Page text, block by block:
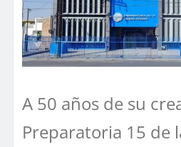
A 50 años de su
Preparatoria 15 de